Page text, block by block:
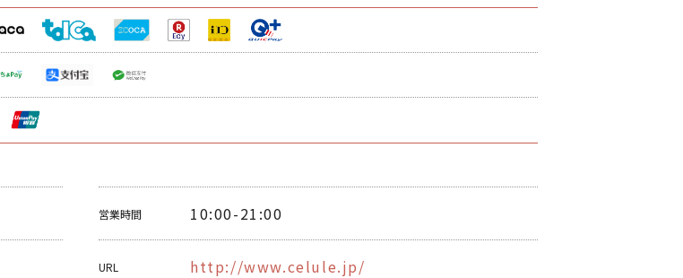
営業時間 10:00-21:00
URL http://www.celule.jp/